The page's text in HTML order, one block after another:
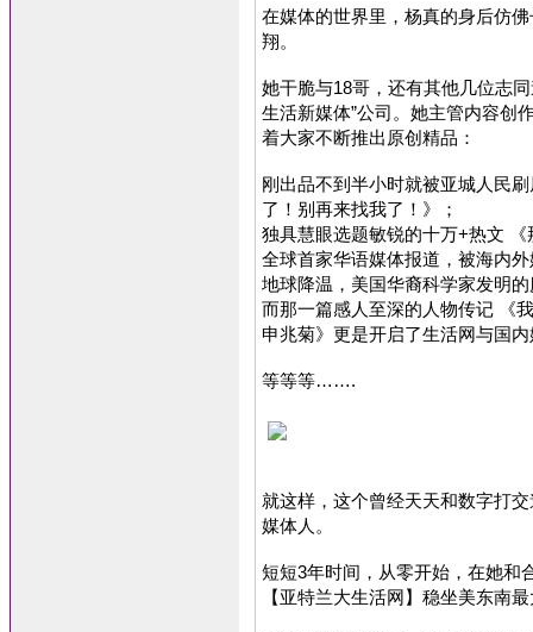
在媒体的世界里，杨真的身后仿
翔。
她干脆与18哥，还有其他几位志
生活新媒体”公司。她主管内容创
着大家不断推出原创精品：
刚出品不到半小时就被亚城人民
了！别再来找我了！》；
独具慧眼选题敏锐的十万+热文 《
全球首家华语媒体报道，被海内
地球降温，美国华裔科学家发明的
而那一篇感人至深的人物传记 《
申兆菊》更是开启了生活网与国
等等等…….
就这样，这个曾经天天和数字打
媒体人。
短短3年时间，从零开始，在她和
【亚特兰大生活网】稳坐美东南